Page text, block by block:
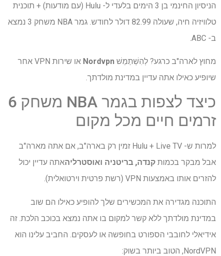
הניסיון החינמי בן 3 הימים בלעדי ל- Hulu (עם מודעות) + תוכנית
טלוויזיה חיה, שעולה 82.99 דולר לחודש. גמר NBA משחק 3 נמצא
ב- ABC.
מחוץ לארה"ב כרגע? לְהִשְׁתַמֵשׁ Nordvpn
או שירות VPN אחר
שיופיע כאילו אתה עדיין במדינת מולדתך.
כיצד לצפות בגמר NBA משחק 6
זרמים חיים מכל מקום
למרות ש- Hulu + Live TV זמין רק בארה"ב, אם אתה מארה"ב
אבל מבקר בכמות קנדה, בריטניה ואוסטרליהאתה עדיין יכול
להזרים אותו באמצעות VPN (רשת פרטית וירטואלית).
התוכנה מגדירה את המכשירים שלך להופיע כאילו הם שוב
במדינת מולדתך ללא קשר למקום בו אתה נמצא בכוכב הלכת. זה
אידיאלי לחובבי הספורט בחופשה או לעסקים. החביב עלינו הוא
NordVPN, הטוב ביותר בשוק: